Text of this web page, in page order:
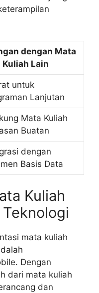
dengan Mata
Kuliah Lain
untuk
Lanjutan
Mata Kuliah
Buatan
dengan
Basis Data
Kuliah
mata kuliah
Dengan
dari mata kuliah
dan